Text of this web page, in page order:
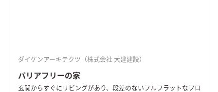
ダイケンアーキテクツ（株式会社 大建建設）
バリアフリーの家
玄関からすぐにリビングがあり、段差のないフルフラットなフロ